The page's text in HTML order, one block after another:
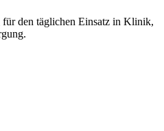
den täglichen Einsatz in Klinik,